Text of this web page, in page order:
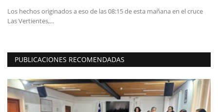
Los hechos originados a eso de las 08:15 de esta mañana en el cruce
Las Vertientes,...
PUBLICACIONES RECOMENDADAS